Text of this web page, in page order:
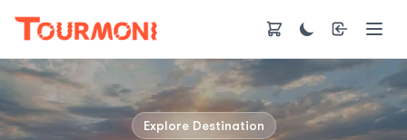
Explore Destination